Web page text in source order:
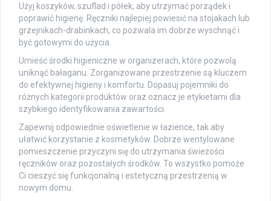
Użyj koszyków, szuflad i półek, aby utrzymać porządek i
poprawić higienę. Ręczniki najlepiej powiesić na stojakach lub
grzejnikach-drabinkach, co pozwala im dobrze wyschnąć i
być gotowymi do użycia.
Umieść środki higieniczne w organizerach, które pozwolą
uniknąć bałaganu. Zorganizowane przestrzenie są kluczem
do efektywnej higieny i komfortu. Dopasuj pojemniki do
różnych kategorii produktów oraz oznacz je etykietami dla
szybkiego identyfikowania zawartości.
Zapewnij odpowiednie oświetlenie w łazience, tak aby
ułatwić korzystanie z kosmetyków. Dobrze wentylowane
pomieszczenie przyczyni się do utrzymania świeżości
ręczników oraz pozostałych środków. To wszystko pomoże
Ci cieszyć się funkcjonalną i estetyczną przestrzenią w
nowym domu.